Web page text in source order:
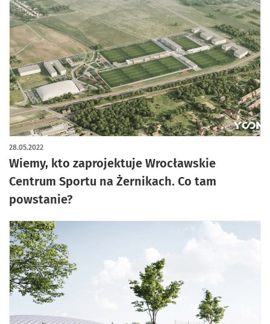
Wiemy, kto zaprojektuje Wrocławskie
Centrum Sportu na Żernikach. Co tam
powstanie?
28.05.2022